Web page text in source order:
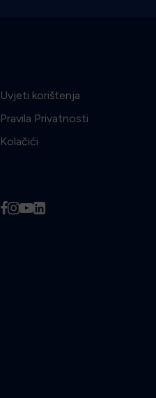
Uvjeti korištenja
Pravila Privatnosti
Kolačići
fiyl